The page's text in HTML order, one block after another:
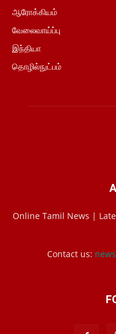
ஆரோக்கியம்
வேலைவாய்ப்பு
இந்தியா
தொழில்நுட்பம்
Online Tamil News |
Contact us: